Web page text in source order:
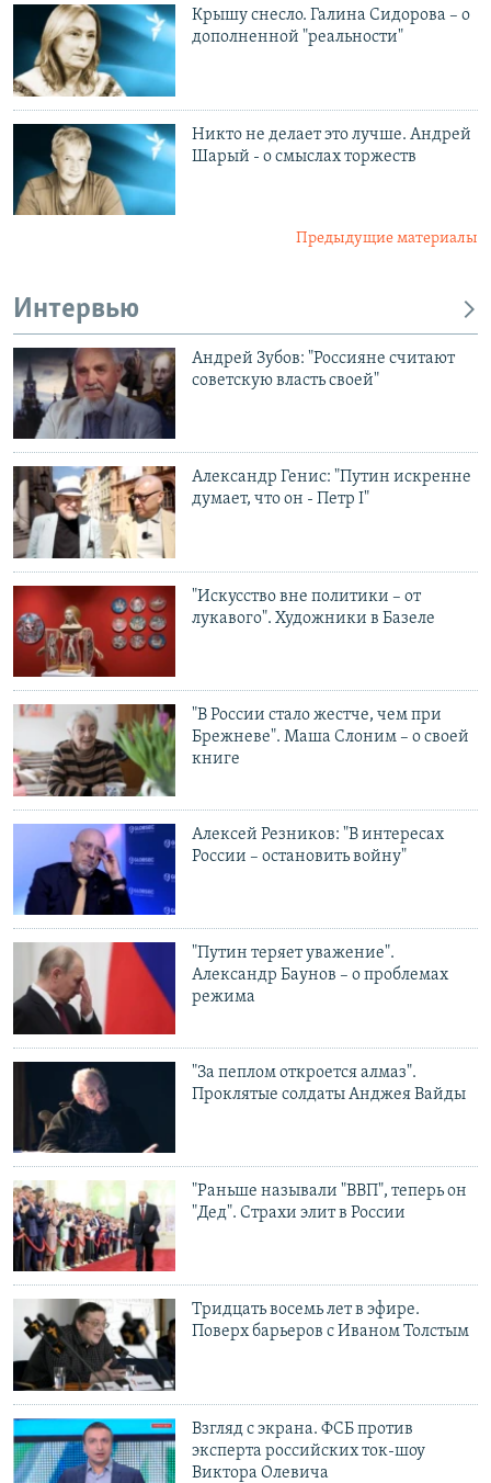
Крышу снесло. Галина Сидорова – о
дополненной "реальности"
Никто не делает это лучше. Андрей
Шарый - о смыслах торжеств
Предыдущие материалы
Интервью
Андрей Зубов: "Россияне считают
советскую власть своей"
Александр Генис: "Путин искренне
думает, что он - Петр I"
"Искусство вне политики – от
лукавого". Художники в Базеле
"В России стало жестче, чем при
Брежневе". Маша Слоним – о своей
книге
Алексей Резников: "В интересах
России – остановить войну"
"Путин теряет уважение".
Александр Баунов – о проблемах
режима
"За пеплом откроется алмаз".
Проклятые солдаты Анджея Вайды
"Раньше называли "ВВП", теперь он
"Дед". Страхи элит в России
Тридцать восемь лет в эфире.
Поверх барьеров с Иваном Толстым
Взгляд с экрана. ФСБ против
эксперта российских ток-шоу
Виктора Олевича